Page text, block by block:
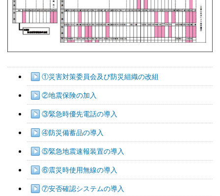
①災害対策委員会及び防災組織の改組
②地震保険の加入
③緊急時優先電話の導入
④防災備蓄品の導入
⑤緊急地震速報装置の導入
⑥震災時使用無線の導入
⑦安否確認システムの導入